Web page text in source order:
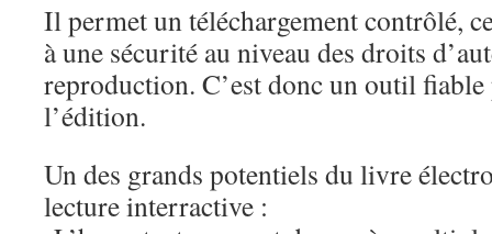
Il permet un téléchargement contrôlé,
à une sécurité au niveau des droits
reproduction. C’est donc un outil
l’édition.
Un des grands potentiels du livre
lecture interractive :